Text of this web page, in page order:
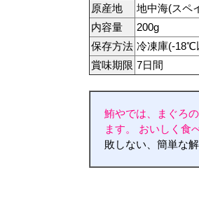
原産地
地中海(スペ
内容量
200g
保存方法 冷凍庫(-18℃
賞味期限 7日間
鮪やでは、まぐろ
ます。
おいしく食
敗しない、簡単な解